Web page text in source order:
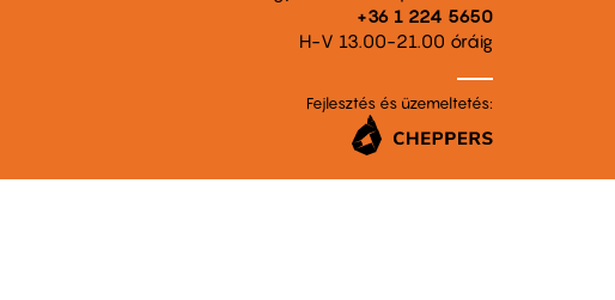
+36 1 224 5650
H-V 13.00-21.00 óráig
Fejlesztés és üzemeltetés: